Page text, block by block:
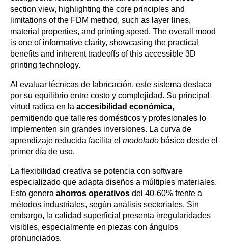
Al evaluar técnicas de fabricación, este sistema destaca
por su equilibrio entre costo y complejidad. Su principal
virtud radica en la accesibilidad económica,
permitiendo que talleres domésticos y profesionales lo
implementen sin grandes inversiones. La curva de
aprendizaje reducida facilita el modelado básico desde el
primer día de uso.
La flexibilidad creativa se potencia con software
especializado que adapta diseños a múltiples materiales.
Esto genera ahorros operativos del 40-60% frente a
métodos industriales, según análisis sectoriales. Sin
embargo, la calidad superficial presenta irregularidades
visibles, especialmente en piezas con ángulos
pronunciados.